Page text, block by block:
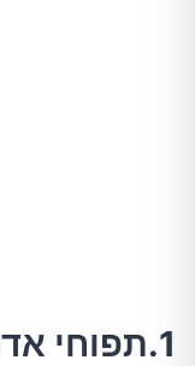
1.תפוחי אדמה